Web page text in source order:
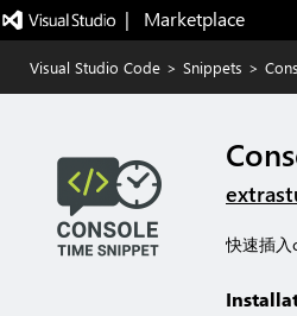
|   Marketplace
Visual Studio Code > Snippets >
快速插入